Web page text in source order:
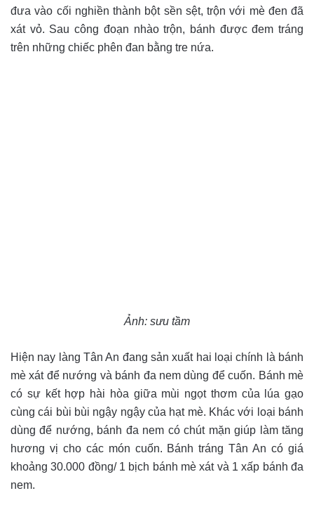
đưa vào cối nghiền thành bột sền sệt, trộn với mè đen đã
xát vỏ. Sau công đoạn nhào trộn, bánh được đem tráng
trên những chiếc phên đan bằng tre nứa.
Ảnh: sưu tầm
Hiện nay làng Tân An đang sản xuất hai loại chính là bánh
mè xát để nướng và bánh đa nem dùng để cuốn. Bánh mè
có sự kết hợp hài hòa giữa mùi ngọt thơm của lúa gạo
cùng cái bùi bùi ngậy ngậy của hạt mè. Khác với loại bánh
dùng để nướng, bánh đa nem có chút mặn giúp làm tăng
hương vị cho các món cuốn. Bánh tráng Tân An có giá
khoảng 30.000 đồng/ 1 bịch bánh mè xát và 1 xấp bánh đa
nem.